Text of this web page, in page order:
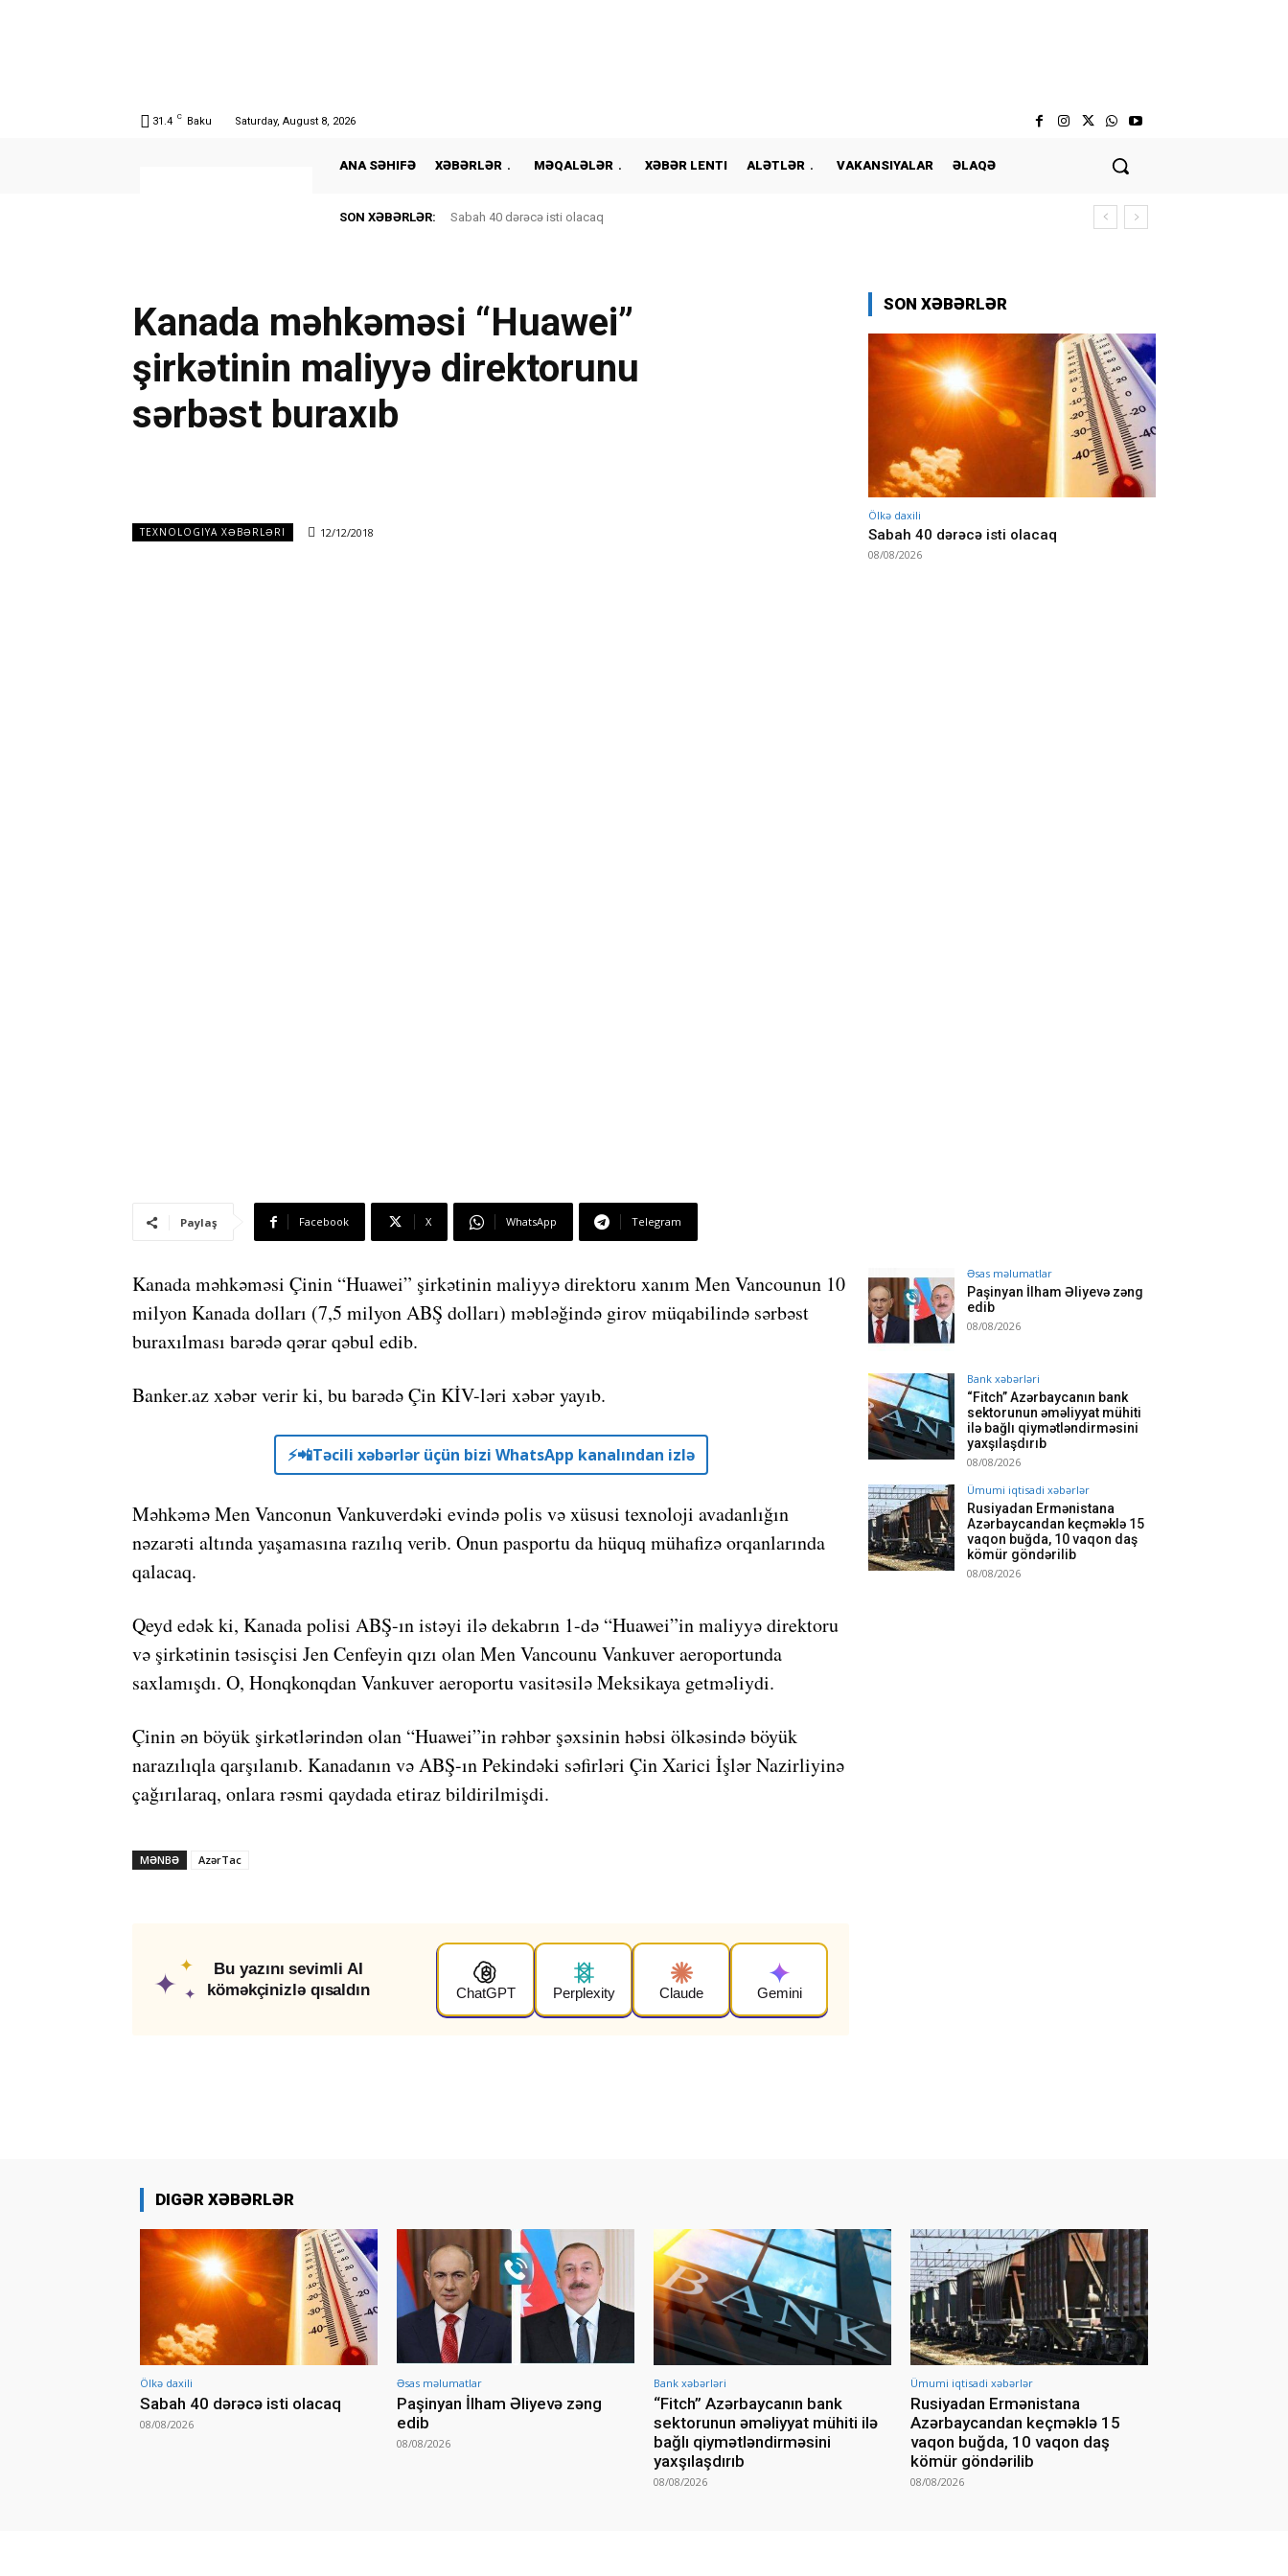
31.4 C Baku Saturday, August 8, 2026
ANA SƏHIFƏ XƏBƏRLƏR MƏQALƏLƏR XƏBƏR LENTI ALƏTLƏR VAKANSIYALAR ƏLAQƏ
SON XƏBƏRLƏR: Sabah 40 dərəcə isti olacaq
Kanada məhkəməsi “Huawei”
şirkətinin maliyyə direktorunu
sərbəst buraxıb
TEXNOLOGIYA XƏBƏRLƏRI 12/12/2018
Paylaş Facebook X WhatsApp Telegram
Kanada məhkəməsi Çinin “Huawei” şirkətinin maliyyə direktoru xanım Men Vancounun 10
milyon Kanada dolları (7,5 milyon ABŞ dolları) məbləğində girov müqabilində sərbəst
buraxılması barədə qərar qəbul edib.
Banker.az xəbər verir ki, bu barədə Çin KİV-ləri xəbər yayıb.
⚡️📲Təcili xəbərlər üçün bizi WhatsApp kanalından izlə
Məhkəmə Men Vanconun Vankuverdəki evində polis və xüsusi texnoloji avadanlığın
nəzarəti altında yaşamasına razılıq verib. Onun pasportu da hüquq mühafizə orqanlarında
qalacaq.
Qeyd edək ki, Kanada polisi ABŞ-ın istəyi ilə dekabrın 1-də “Huawei”in maliyyə direktoru
və şirkətinin təsisçisi Jen Cenfeyin qızı olan Men Vancounu Vankuver aeroportunda
saxlamışdı. O, Honqkonqdan Vankuver aeroportu vasitəsilə Meksikaya getməliydi.
Çinin ən böyük şirkətlərindən olan “Huawei”in rəhbər şəxsinin həbsi ölkəsində böyük
narazılıqla qarşılanıb. Kanadanın və ABŞ-ın Pekindəki səfirləri Çin Xarici İşlər Nazirliyinə
çağırılaraq, onlara rəsmi qaydada etiraz bildirilmişdi.
MƏNBƏ AzərTac
✦
✦
✦
Bu yazını sevimli AI
köməkçinizlə qısaldın
ChatGPT Perplexity Claude Gemini
SON XƏBƏRLƏR
Ölkə daxili
Sabah 40 dərəcə isti olacaq
08/08/2026
Əsas məlumatlar
Paşinyan İlham Əliyevə zəng
edib
08/08/2026
Bank xəbərləri
“Fitch” Azərbaycanın bank
sektorunun əməliyyat mühiti
ilə bağlı qiymətləndirməsini
yaxşılaşdırıb
08/08/2026
Ümumi iqtisadi xəbərlər
Rusiyadan Ermənistana
Azərbaycandan keçməklə 15
vaqon buğda, 10 vaqon daş
kömür göndərilib
08/08/2026
DIGƏR XƏBƏRLƏR
Ölkə daxili
Sabah 40 dərəcə isti olacaq
08/08/2026
Əsas məlumatlar
Paşinyan İlham Əliyevə zəng
edib
08/08/2026
Bank xəbərləri
“Fitch” Azərbaycanın bank
sektorunun əməliyyat mühiti ilə
bağlı qiymətləndirməsini
yaxşılaşdırıb
08/08/2026
Ümumi iqtisadi xəbərlər
Rusiyadan Ermənistana
Azərbaycandan keçməklə 15
vaqon buğda, 10 vaqon daş
kömür göndərilib
08/08/2026